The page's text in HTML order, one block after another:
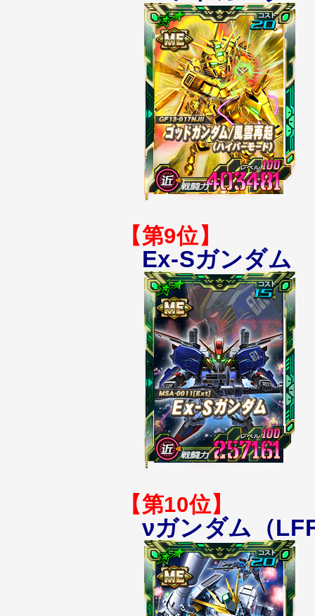
【第9位】
Ex-Sガンダム
【第10位】
νガンダム（